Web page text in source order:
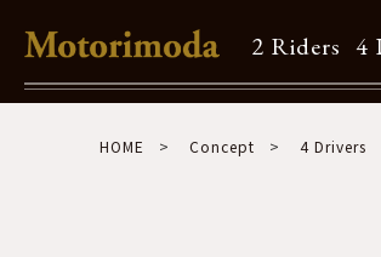
2 Riders 4
Shop Info
HOME Concept 4 Drivers